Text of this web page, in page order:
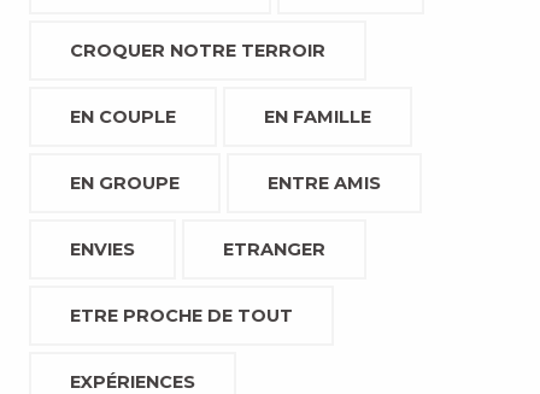
CROQUER NOTRE TERROIR
EN COUPLE EN FAMILLE
EN GROUPE ENTRE AMIS
ENVIES ETRANGER
ETRE PROCHE DE TOUT
EXPÉRIENCES